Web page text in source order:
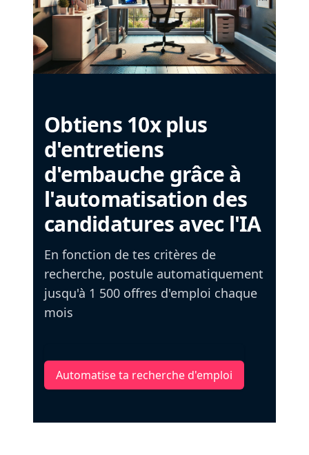
Obtiens 10x plus
d'entretiens
d'embauche grâce à
l'automatisation des
candidatures avec l'IA
En fonction de tes critères de
recherche, postule automatiquement
jusqu'à 1 500 offres d'emploi chaque
mois
Automatise ta recherche d'emploi